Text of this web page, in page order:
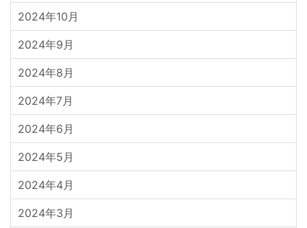
2024年10月
2024年9月
2024年8月
2024年7月
2024年6月
2024年5月
2024年4月
2024年3月